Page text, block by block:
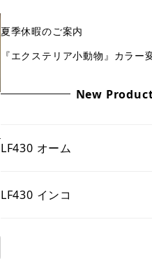
夏季休暇のご案内
『エクステリア小動物』カラー
New
LF430 オーム
LF430 インコ